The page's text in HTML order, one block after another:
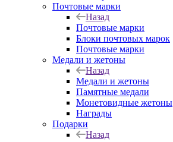
Почтовые марки
Назад
Почтовые марки
Блоки почтовых марок
Почтовые марки
Медали и жетоны
Назад
Медали и жетоны
Памятные медали
Монетовидные жетоны
Награды
Подарки
Назад